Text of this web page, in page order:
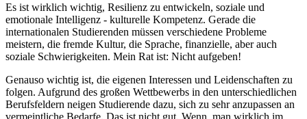
Es ist wirklich wichtig, Resilienz zu entwickeln, soziale und
emotionale Intelligenz - kulturelle Kompetenz. Gerade die
internationalen Studierenden müssen verschiedene Probleme
meistern, die fremde Kultur, die Sprache, finanzielle, aber auch
soziale Schwierigkeiten. Mein Rat ist: Nicht aufgeben!
Genauso wichtig ist, die eigenen Interessen und Leidenschaften zu
folgen. Aufgrund des großen Wettbewerbs in den unterschiedlichen
Berufsfeldern neigen Studierende dazu, sich zu sehr anzupassen an
vermeintliche Bedarfe. Das ist nicht gut. Wenn man wirklich im